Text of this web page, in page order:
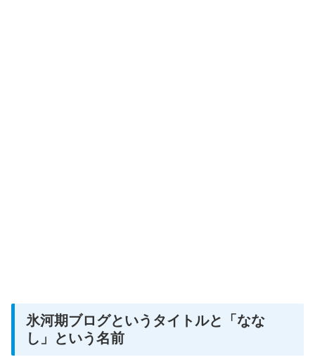
氷河期ブログというタイトルと「なな
し」という名前